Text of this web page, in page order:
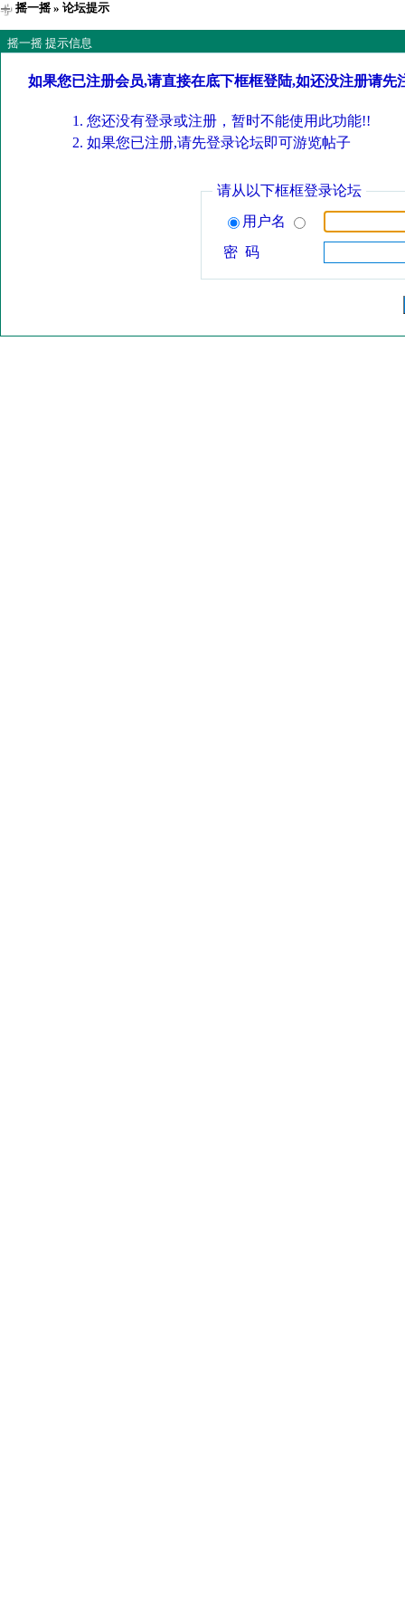
摇一摇» 论坛提示
摇一摇 提示信息
如果您已注册会员,请直接在底下框框登陆,如还没注册请先
您还没有登录或注册，暂时不能使用此功能!!
如果您已注册,请先登录论坛即可游览帖子
请从以下框框登录论坛
用户名
密 码